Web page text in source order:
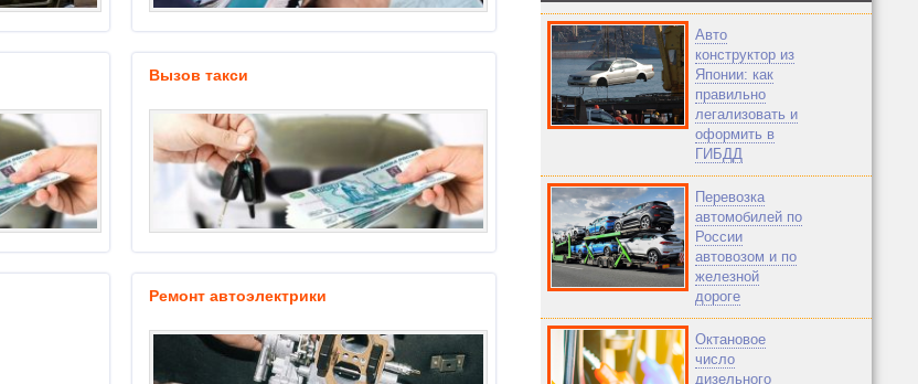
Вызов такси
Ремонт автоэлектрики
Авто
конструктор из
Японии: как
правильно
легализовать и
оформить в
ГИБДД
Перевозка
автомобилей по
России
автовозом и по
железной
дороге
Октановое
число
дизельного